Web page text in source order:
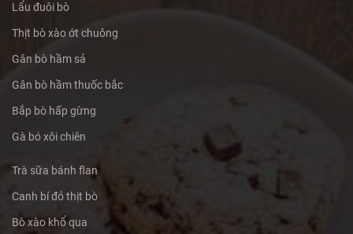
Lẩu đuôi bò
Thịt bò xào ớt chuông
Gân bò hầm sả
Gân bò hầm thuốc bắc
Bắp bò hấp gừng
Gà bó xôi chiên
Trà sữa bánh flan
Canh bí đỏ thịt bò
Bò xào khổ qua